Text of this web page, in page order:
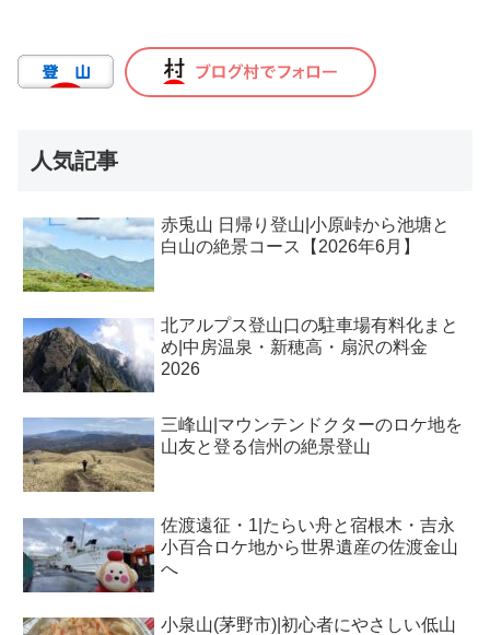
人気記事
赤兎山 日帰り登山|小原峠から池塘と
白山の絶景コース【2026年6月】
北アルプス登山口の駐車場有料化まと
め|中房温泉・新穂高・扇沢の料金
2026
三峰山|マウンテンドクターのロケ地を
山友と登る信州の絶景登山
佐渡遠征・1|たらい舟と宿根木・吉永
小百合ロケ地から世界遺産の佐渡金山
へ
小泉山(茅野市)|初心者にやさしい低山